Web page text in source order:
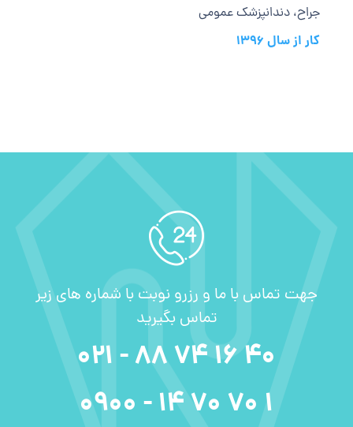
جراح، دندانپزشک عمومی
کار از سال 1396
جهت تماس با ما و رزرو نوبت با شماره های زیر
تماس بگیرید
40 16 74 88 - 021
1 70 70 14 - 0900